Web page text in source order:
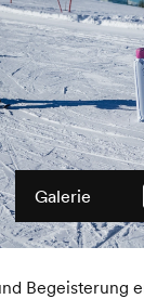
Galerie
Begeisterung